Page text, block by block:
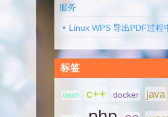
服务
Linux WPS 导出PDF过程
标签
bash c++ docker java